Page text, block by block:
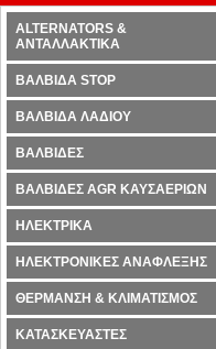
ALTERNATORS &
ΑΝΤΑΛΛΑΚΤΙΚΑ
ΒΑΛΒΙΔΑ STOP
ΒΑΛΒΙΔΑ ΛΑΔΙΟΥ
ΒΑΛΒΙΔΕΣ
ΒΑΛΒΙΔΕΣ AGR ΚΑΥΣΑΕΡΙΩΝ
ΗΛΕΚΤΡΙΚΑ
ΗΛΕΚΤΡΟΝΙΚΕΣ ΑΝΑΦΛΕΞΗΣ
ΘΕΡΜΑΝΣΗ & ΚΛΙΜΑΤΙΣΜΟΣ
ΚΑΤΑΣΚΕΥΑΣΤΕΣ